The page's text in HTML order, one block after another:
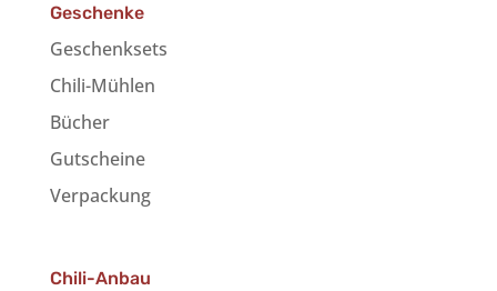
Geschenke
Geschenksets
Chili-Mühlen
Bücher
Gutscheine
Verpackung
Chili-Anbau